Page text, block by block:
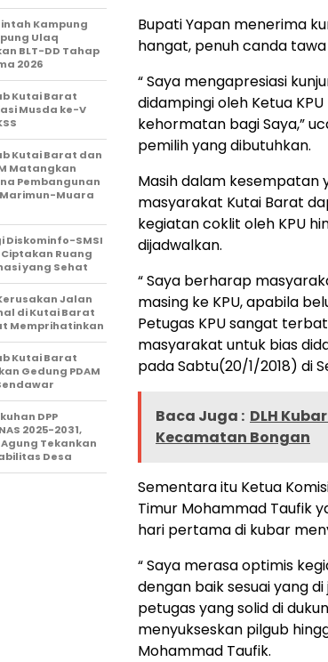
Bupati Yapan menerima
hangat, penuh canda
“ Saya mengapresiasi
didampingi oleh Ketua
kehormatan bagi Saya,”
pemilih yang dibutuhkan.
Masih dalam kesempatan
masyarakat Kutai Barat
kegiatan coklit oleh KPU
dijadwalkan.
“ Saya berharap
masing ke KPU, apabila
Petugas KPU sangat
masyarakat untuk bias
pada Sabtu(20/1/2018) di
Baca Juga : DLH
Kecamatan Bongan
Sementara itu Ketua
Timur Mohammad Taufik
hari pertama di kubar
“ Saya merasa optimis
dengan baik sesuai yang
petugas yang solid di
menyukseskan pilgub
Mohammad Taufik.
Kampung
Ulaq
BLT-DD Tahap
2026
Kutai Barat
Musda ke-V
Kutai Barat dan
Matangkan
Pembangunan
Muara
Diskominfo-SMSI
Ruang
yang Sehat
Jalan
di Kutai Barat
Memprihatinkan
Kutai Barat
Gedung PDAM
DPP
2025-2031,
Tekankan
Desa